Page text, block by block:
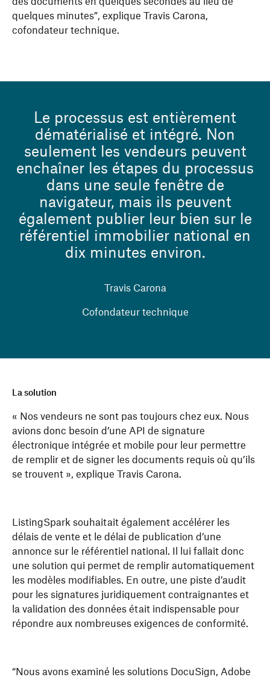
quelques minutes”, explique Travis Carona,
cofondateur technique.
Le processus est entièrement
dématérialisé et intégré. Non
seulement les vendeurs peuvent
enchaîner les étapes du processus
dans une seule fenêtre de
navigateur, mais ils peuvent
également publier leur bien sur le
référentiel immobilier national en
dix minutes environ.
Travis Carona
Cofondateur technique
La solution
« Nos vendeurs ne sont pas toujours chez eux. Nous
avions donc besoin d’une API de signature
électronique intégrée et mobile pour leur permettre
de remplir et de signer les documents requis où qu’ils
se trouvent », explique Travis Carona.
ListingSpark souhaitait également accélérer les
délais de vente et le délai de publication d’une
annonce sur le référentiel national. Il lui fallait donc
une solution qui permet de remplir automatiquement
les modèles modifiables. En outre, une piste d’audit
pour les signatures juridiquement contraignantes et
la validation des données était indispensable pour
répondre aux nombreuses exigences de conformité.
“Nous avons examiné les solutions DocuSign, Adobe